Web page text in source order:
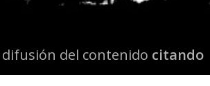
difusión del contenido citando
www.mapuexpress.org